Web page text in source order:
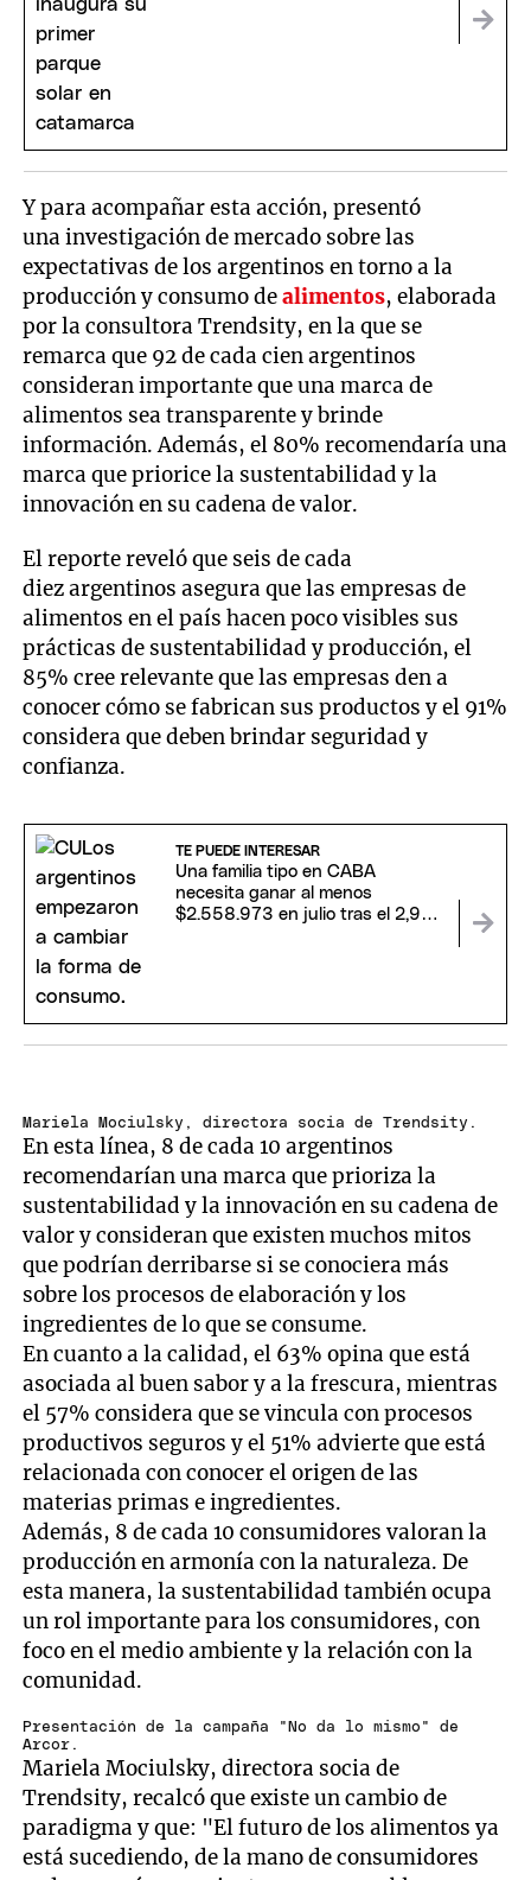
Y para acompañar esta acción, presentó
una investigación de mercado sobre las
expectativas de los argentinos en torno a la
producción y consumo dealimentos, elaborada
por la consultora Trendsity, en la que se
remarca que 92 de cada cien argentinos
consideran importante que una marca de
alimentos sea transparente y brinde
información. Además, el 80% recomendaría una
marca que priorice la sustentabilidad y la
innovación en su cadena de valor.
El reporte reveló que seis de cada
diez argentinos asegura que las empresas de
alimentos en el país hacen poco visibles sus
prácticas de sustentabilidad y producción, el
85% cree relevante que las empresas den a
conocer cómo se fabrican sus productos y el 91%
considera que deben brindar seguridad y
confianza.
TE PUEDE INTERESAR
Una familia tipo en CABA
necesita ganar al menos
$2.558.973 en julio tras el 2,9%
Mariela Mociulsky, directora socia de Trendsity.
En esta línea, 8 de cada 10 argentinos
recomendarían una marca que prioriza la
sustentabilidad y la innovación en su cadena de
valor y consideran que existen muchos mitos
que podrían derribarse si se conociera más
sobre los procesos de elaboración y los
ingredientes de lo que se consume.
En cuanto a la calidad, el 63% opina que está
asociada al buen sabor y a la frescura, mientras
el 57% considera que se vincula con procesos
productivos seguros y el 51% advierte que está
relacionada con conocer el origen de las
materias primas e ingredientes.
Además, 8 de cada 10 consumidores valoran la
producción en armonía con la naturaleza. De
esta manera, la sustentabilidad también ocupa
un rol importante para los consumidores, con
foco en el medio ambiente y la relación con la
comunidad.
Presentación de la campaña "No da lo mismo" de
Arcor.
Mariela Mociulsky, directora socia de
Trendsity, recalcó que existe un cambio de
paradigma y que: "El futuro de los alimentos ya
está sucediendo, de la mano de consumidores